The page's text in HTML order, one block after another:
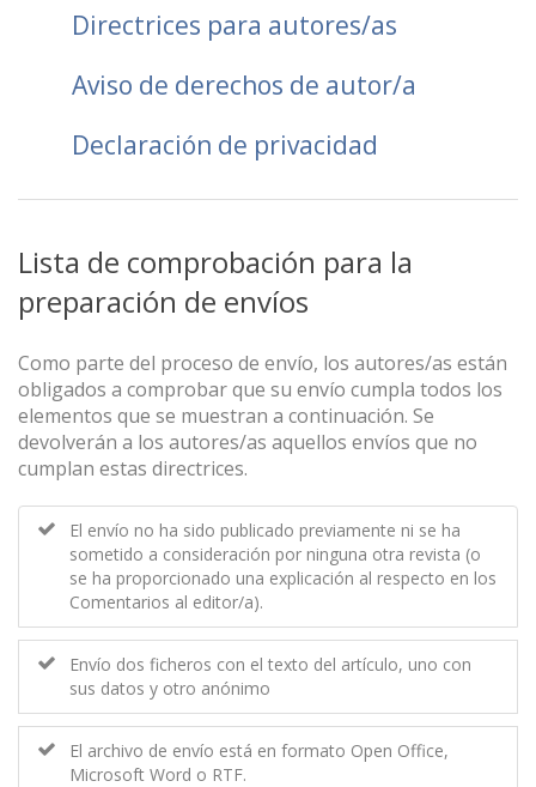
Directrices para autores/as
Aviso de derechos de autor/a
Declaración de privacidad
Lista de comprobación para la
preparación de envíos
Como parte del proceso de envío, los autores/as están
obligados a comprobar que su envío cumpla todos los
elementos que se muestran a continuación. Se
devolverán a los autores/as aquellos envíos que no
cumplan estas directrices.
El envío no ha sido publicado previamente ni se ha
sometido a consideración por ninguna otra revista (o
se ha proporcionado una explicación al respecto en los
Comentarios al editor/a).
Envío dos ficheros con el texto del artículo, uno con
sus datos y otro anónimo
El archivo de envío está en formato Open Office,
Microsoft Word o RTF.